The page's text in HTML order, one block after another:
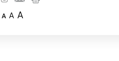
A A A